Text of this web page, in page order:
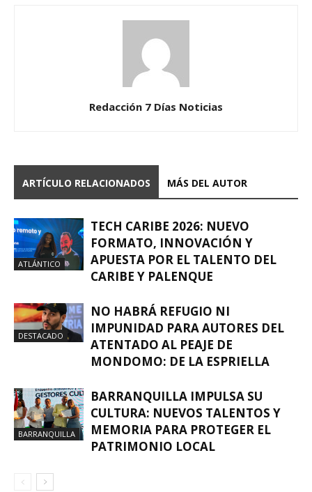
Redacción 7 Días Noticias
ARTÍCULO RELACIONADOS MÁS DEL AUTOR
ATLÁNTICO
TECH CARIBE 2026: NUEVO
FORMATO, INNOVACIÓN Y
APUESTA POR EL TALENTO DEL
CARIBE Y PALENQUE
DESTACADO
NO HABRÁ REFUGIO NI
IMPUNIDAD PARA AUTORES DEL
ATENTADO AL PEAJE DE
MONDOMO: DE LA ESPRIELLA
BARRANQUILLA
BARRANQUILLA IMPULSA SU
CULTURA: NUEVOS TALENTOS Y
MEMORIA PARA PROTEGER EL
PATRIMONIO LOCAL